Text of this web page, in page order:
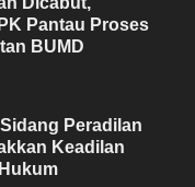
Pantau Proses
BUMD
Peradilan
Keadilan